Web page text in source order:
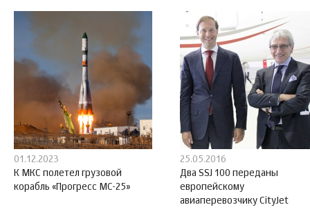
01.12.2023
К МКС полетел грузовой
корабль «Прогресс МС-25»
25.05.2016
Два SSJ 100 переданы
европейскому
авиаперевозчику CityJet